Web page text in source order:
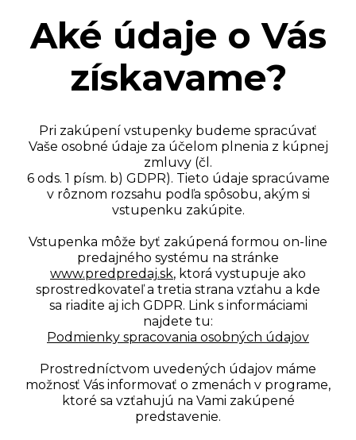
Aké údaje o Vás
získavame?
Pri zakúpení vstupenky budeme spracúvať
Vaše osobné údaje za účelom plnenia z kúpnej
zmluvy (čl.
6 ods. 1 písm. b) GDPR). Tieto údaje spracúvame
v rôznom rozsahu podľa spôsobu, akým si
vstupenku zakúpite.
Vstupenka môže byť zakúpená formou on-line
predajného systému na stránke
www.predpredaj.sk, ktorá vystupuje ako
sprostredkovateľ a tretia strana vzťahu a kde
sa riadite aj ich GDPR. Link s informáciami
najdete tu:
Podmienky spracovania osobných údajov
Prostredníctvom uvedených údajov máme
možnosť Vás informovať o zmenách v programe,
ktoré sa vzťahujú na Vami zakúpené
predstavenie.